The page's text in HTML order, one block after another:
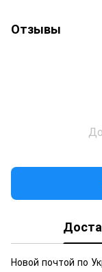
Отзывы
Новой почтой по